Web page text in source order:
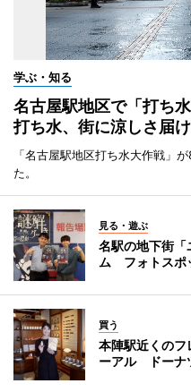
学ぶ・知る
名古屋駅地区で「打ち
打ち水、街に涼しさ届
「名古屋駅地区打ち水大作戦」
た。
見る・遊ぶ
名駅の地下街「
ム フォトスポ
買う
本陣駅近くの
ーアル ドーナ